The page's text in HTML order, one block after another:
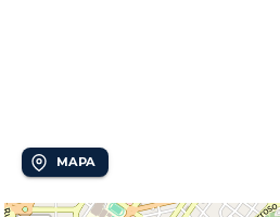
MAPA